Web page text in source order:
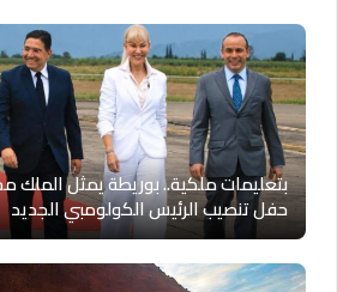
بتعليمات ملكية.. بوريطة يمثل
حفل تنصيب الرئيس الكولومبي الجديد